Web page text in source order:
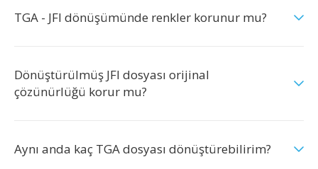
TGA - JFI dönüşümünde renkler korunur mu?
Dönüştürülmüş JFI dosyası orijinal
çözünürlüğü korur mu?
Aynı anda kaç TGA dosyası dönüştürebilirim?